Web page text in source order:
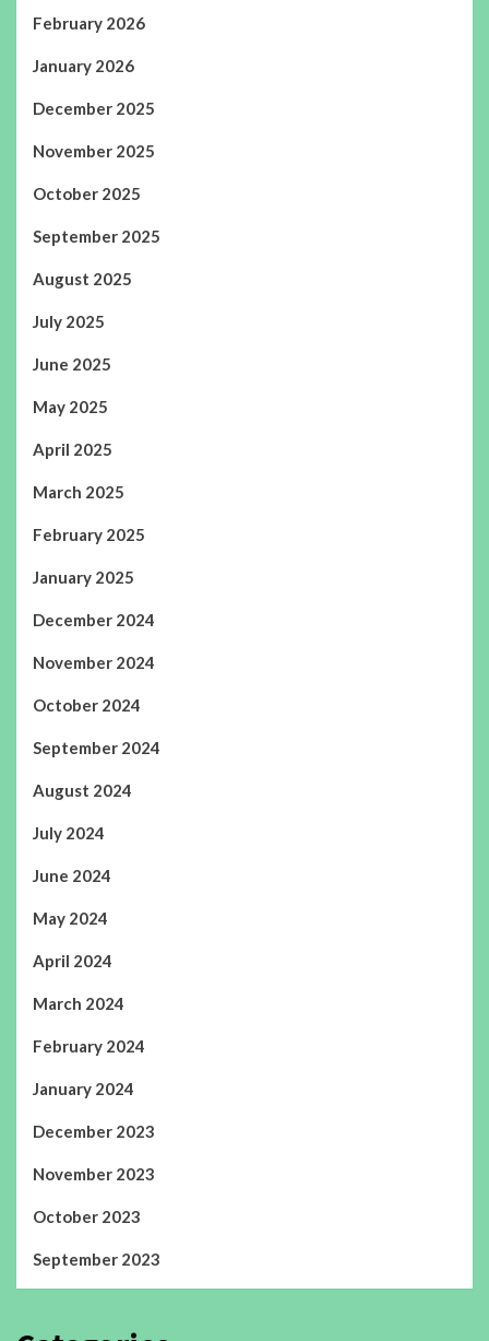
February 2026
January 2026
December 2025
November 2025
October 2025
September 2025
August 2025
July 2025
June 2025
May 2025
April 2025
March 2025
February 2025
January 2025
December 2024
November 2024
October 2024
September 2024
August 2024
July 2024
June 2024
May 2024
April 2024
March 2024
February 2024
January 2024
December 2023
November 2023
October 2023
September 2023